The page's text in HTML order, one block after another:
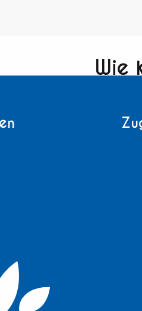
Wie